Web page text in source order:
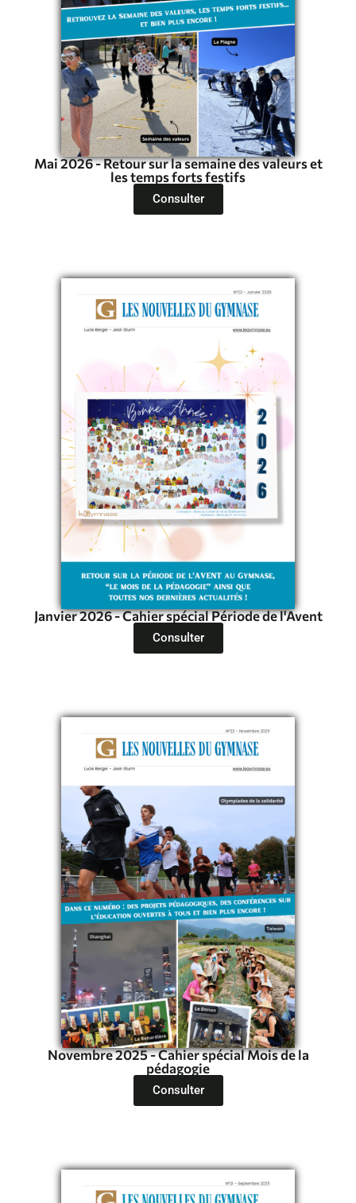
Mai 2026 - Retour sur la semaine des valeurs et
les temps forts festifs
Consulter
Janvier 2026 - Cahier spécial Période de l'Avent
Consulter
Novembre 2025 - Cahier spécial Mois de la
pédagogie
Consulter